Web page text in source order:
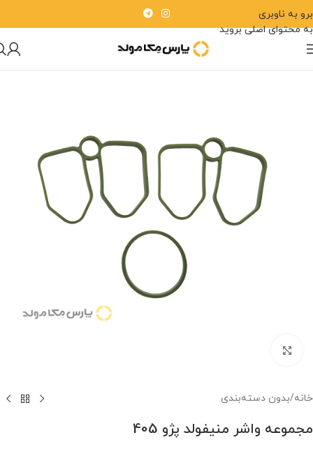
برو به ناوبری
به محتوای اصلی بروید
خانه/بدون دسته‌بندی
مجموعه واشر منیفولد پژو 405